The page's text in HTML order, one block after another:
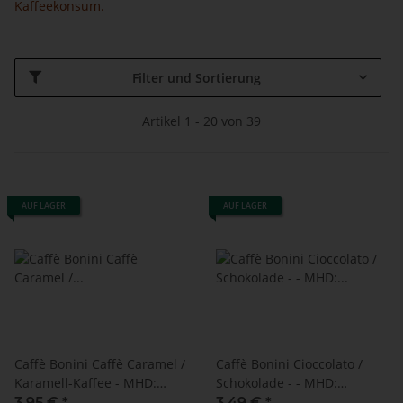
Kaffeekonsum.
Filter und Sortierung
Artikel 1 - 20 von 39
AUF LAGER
Caffè Bonini Caffè Caramel /
Karamell-Kaffee - MHD:
AUF LAGER
Caffè Bonini Cioccolato /
Schokolade - - MHD: